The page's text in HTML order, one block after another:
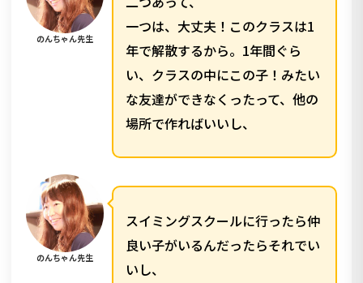
のんちゃん先生
一つは、大丈夫！このクラスは1
年で解散するから。1年間ぐら
い、クラスの中にこの子！みたい
な友達ができなくったって、他の
場所で作ればいいし、
のんちゃん先生
スイミングスクールに行ったら仲
良い子がいるんだったらそれでい
いし、